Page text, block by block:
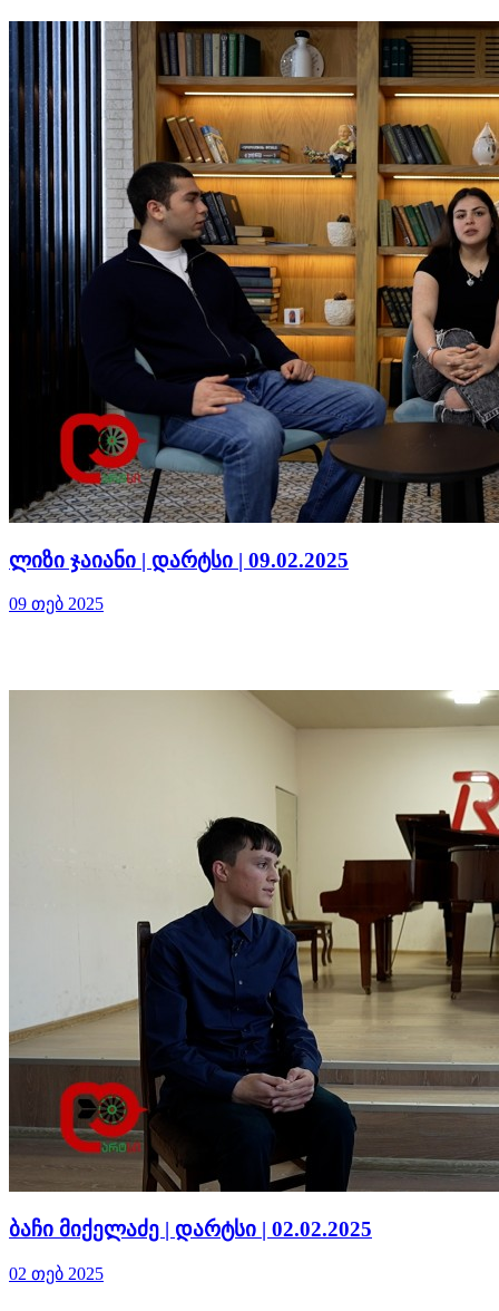
ლიზი ჯაიანი | დარტსი | 09.02.2025
09 თებ 2025
ბაჩი მიქელაძე | დარტსი | 02.02.2025
02 თებ 2025